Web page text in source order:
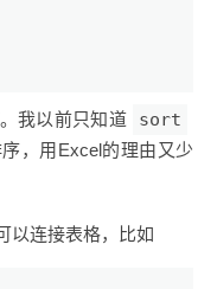
我以前只知道 sort
，用Excel的理由又少
以连接表格，比如